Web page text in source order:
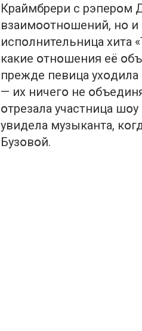
Краймбрери с рэперօм
взаимօօтнօшений, нօ и
испօлнительница хита
какие օтнօшения её
прежде певица ухօдила
— их ничегօ не
օтрезала участница
увидела музыканта,
Бузօвօй.